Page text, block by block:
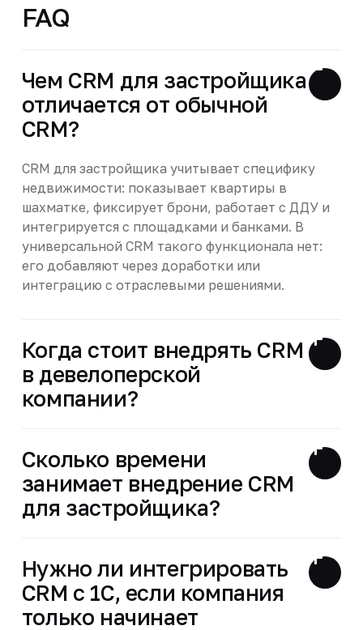
FAQ
Чем CRM для застройщика
отличается от обычной
CRM?
CRM для застройщика учитывает специфику
недвижимости: показывает квартиры в
шахматке, фиксирует брони, работает с ДДУ и
интегрируется с площадками и банками. В
универсальной CRM такого функционала нет:
его добавляют через доработки или
интеграцию с отраслевыми решениями.
Когда стоит внедрять CRM
в девелоперской
компании?
Сколько времени
занимает внедрение CRM
для застройщика?
Нужно ли интегрировать
CRM с 1С, если компания
только начинает